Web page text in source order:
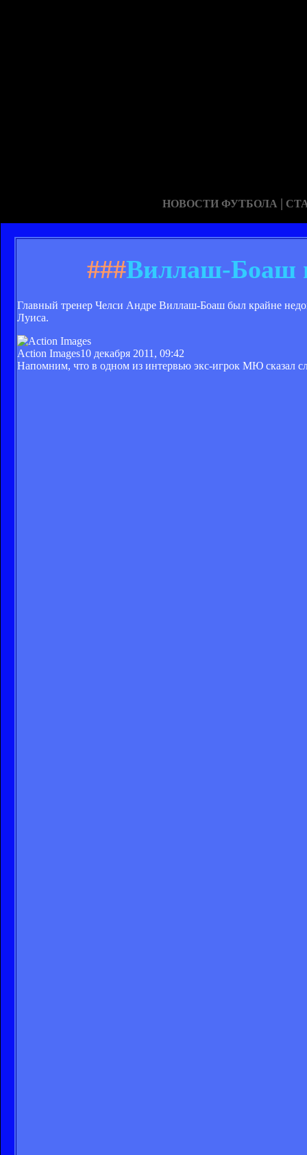
НОВОСТИ ФУТБОЛА |
###Виллаш-Боаш
Главный тренер Челси Андре Виллаш-Боаш был крайне
Луиса.
Action Images10 декабря 2011, 09:42
Напомним, что в одном из интервью экс-игрок МЮ сказал